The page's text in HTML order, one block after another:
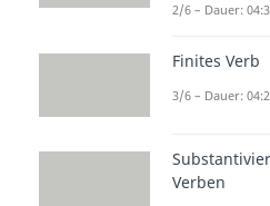
2/6 – Dauer:
Finites Verb
3/6 – Dauer:
Verben